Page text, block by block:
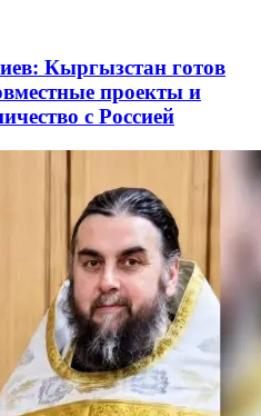
Кыргызстан готов
проекты и
с Россией